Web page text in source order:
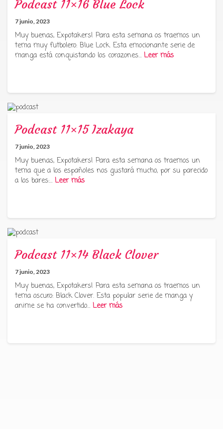
Podcast 11×16 Blue Lock
7 junio, 2023
Muy buenas, Expotakers! Para esta semana os traemos un
tema muy futbolero: Blue Lock. Esta emocionante serie de
manga está conquistando los corazones… Leer más
Podcast 11×15 Izakaya
7 junio, 2023
Muy buenas, Expotakers! Para esta semana os traemos un
tema que a los españoles nos gustará mucho, por su parecido
a los bares:… Leer más
Podcast 11×14 Black Clover
7 junio, 2023
Muy buenas, Expotakers! Para esta semana os traemos un
tema oscuro: Black Clover. Esta popular serie de manga y
anime se ha convertido… Leer más